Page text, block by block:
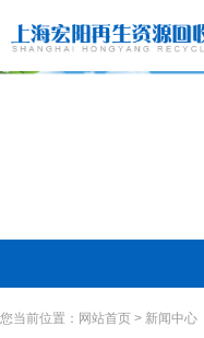
您当前位置：网站首页 > 新闻中心